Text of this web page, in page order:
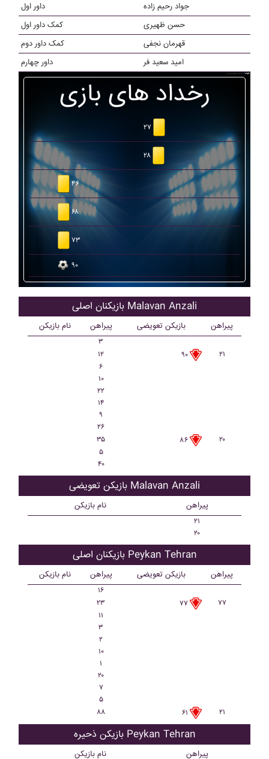
داور اول
جواد رحیم زاده
کمک داور اول
حسن ظهیری
کمک داور دوم
قهرمان نجفی
داور چهارم
امید سعید فر
رخداد های بازی
۲۷
۲۸
۴۶
۶۸
۷۳
۹۰
بازیکنان اصلی Malavan Anzali
نام بازیکن پیراهن بازیکن تعویضی پیراهن
۳
۱۲
۹۰
۲۱
۶
۱۰
۲۲
۱۴
۹
۲۶
۳۵
۸۶
۲۰
۵
۴۰
بازیکن تعویضی Malavan Anzali
نام بازیکن پیراهن
۲۱
۲۰
بازیکنان اصلی Peykan Tehran
نام بازیکن پیراهن بازیکن تعویضی پیراهن
۱۶
۲۳
۷۷
۷۷
۱۱
۳
۲
۱۰
۱
۲۰
۷
۵
۸۸
۶۱ ۲۱
بازیکن ذحیره Peykan Tehran
نام بازیکن پیراهن